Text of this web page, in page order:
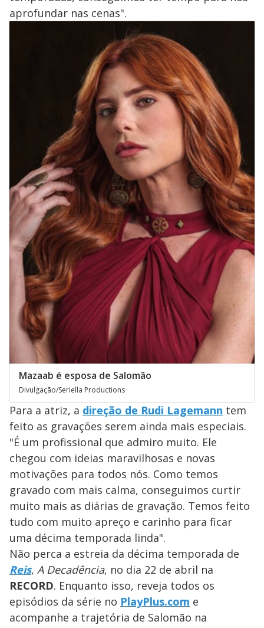
aprofundar nas cenas".
Mazaab é esposa de Salomão
Divulgação/Seriella Productions
Para a atriz, a direção de Rudi Lagemann tem
feito as gravações serem ainda mais especiais.
"É um profissional que admiro muito. Ele
chegou com ideias maravilhosas e novas
motivações para todos nós. Como temos
gravado com mais calma, conseguimos curtir
muito mais as diárias de gravação. Temos feito
tudo com muito apreço e carinho para ficar
uma décima temporada linda".
Não perca a estreia da décima temporada de
Reis, A Decadência, no dia 22 de abril na
RECORD. Enquanto isso, reveja todos os
episódios da série no PlayPlus.com e
acompanhe a trajetória de Salomão na